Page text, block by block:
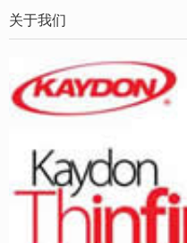
关于我们